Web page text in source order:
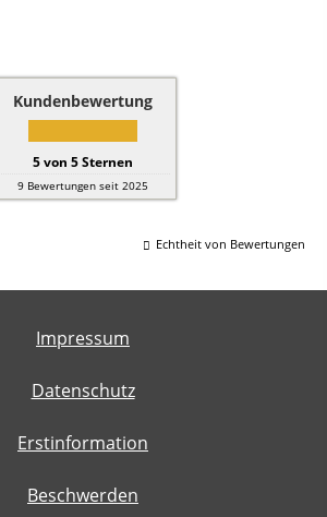
Kundenbewertung
5von 5Sternen
9 Bewertungen seit 2025
Echtheit von Bewertungen
Impressum
Datenschutz
Erstinformation
Beschwerden